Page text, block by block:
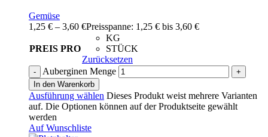
Gemüse
1,25 € – 3,60 €Preisspanne: 1,25 € bis 3,60 €
PREIS PRO
KG
STÜCK
Zurücksetzen
Auberginen Menge
In den Warenkorb
Ausführung wählen Dieses Produkt weist mehrere Varianten
auf. Die Optionen können auf der Produktseite gewählt
werden
Auf Wunschliste